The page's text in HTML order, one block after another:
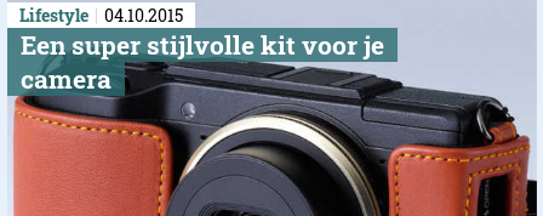
Lifestyle 04.10.2015
Een super stijlvolle kit voor je
camera